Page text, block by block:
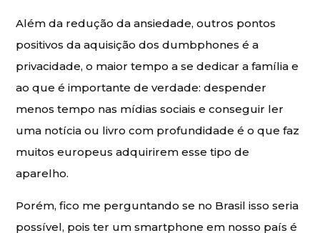
Além da redução da ansiedade, outros pontos
positivos da aquisição dos dumbphones é a
privacidade, o maior tempo a se dedicar a família e
ao que é importante de verdade: despender
menos tempo nas mídias sociais e conseguir ler
uma notícia ou livro com profundidade é o que faz
muitos europeus adquirirem esse tipo de
aparelho.
Porém, fico me perguntando se no Brasil isso seria
possível, pois ter um smartphone em nosso país é